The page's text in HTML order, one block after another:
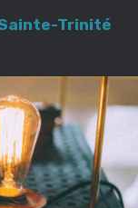
Trinité